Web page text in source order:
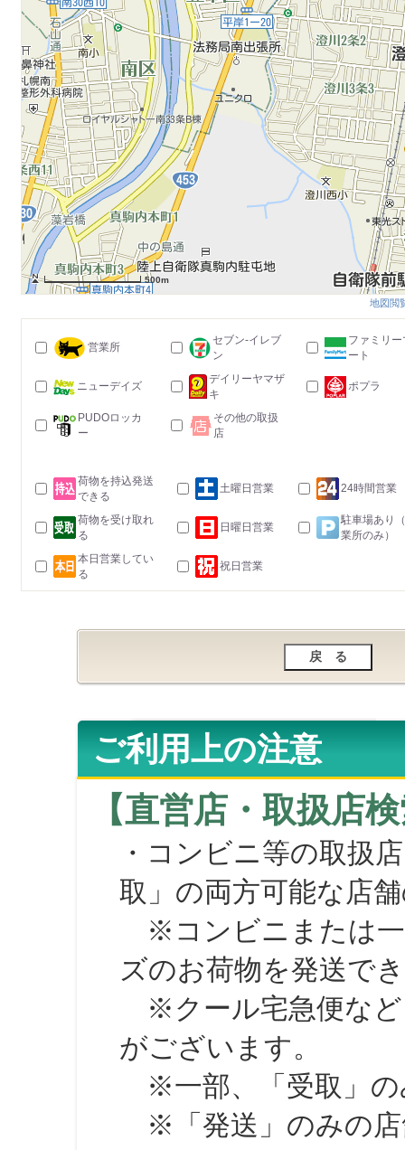
500m
地図閲
営業所
セブン-イレブ
ン
ファミリー
ート
ニューデイズ
デイリーヤマザ
キ
ポプラ
PUDOロッカ
ー
その他の取扱
店
荷物を持込発送
できる
土曜日営業 24時間営業
荷物を受け取れ
る
日曜日営業
駐車場あり
業所のみ）
本日営業してい
る
祝日営業
ご利用上の注意
【直営店・取扱店
・コンビニ等の取扱
取」の両方可能な店
※コンビニまたは一
ズのお荷物を発送で
※クール宅急便など
がございます。
※一部、「受取」の
※「発送」のみの店